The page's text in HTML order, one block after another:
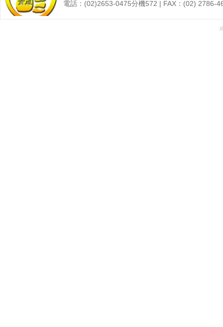
電話：(02)2653-0475分機572 | FAX：(02) 2786-